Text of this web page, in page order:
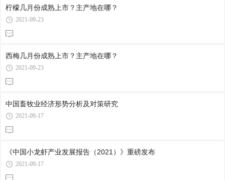
柠檬几月份成熟上市？主产地在哪？
2021-09-23
西梅几月份成熟上市？主产地在哪？
2021-09-23
中国畜牧业经济形势分析及对策研究
2021-09-17
《中国小龙虾产业发展报告（2021）》重磅发布
2021-09-17